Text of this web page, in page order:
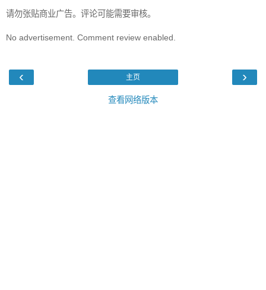
请勿张贴商业广告。评论可能需要审核。
No advertisement. Comment review enabled.
‹ ›
主页
查看网络版本